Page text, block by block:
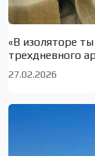
«В изоляторе
трехдневного
27.02.2026